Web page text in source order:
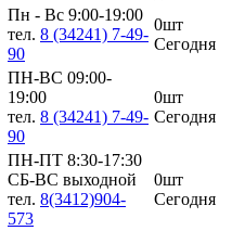
Пн - Вс 9:00-19:00
тел. 8 (34241) 7-49-
90
0шт
Сегодня
ПН-ВС 09:00-
19:00
тел. 8 (34241) 7-49-
90
0шт
Сегодня
ПН-ПТ 8:30-17:30
СБ-ВС выходной
тел. 8(3412)904-
573
0шт
Сегодня